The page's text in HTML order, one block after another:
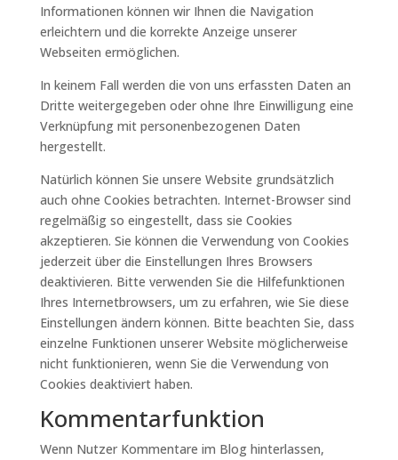
Informationen können wir Ihnen die Navigation
erleichtern und die korrekte Anzeige unserer
Webseiten ermöglichen.
In keinem Fall werden die von uns erfassten Daten an
Dritte weitergegeben oder ohne Ihre Einwilligung eine
Verknüpfung mit personenbezogenen Daten
hergestellt.
Natürlich können Sie unsere Website grundsätzlich
auch ohne Cookies betrachten. Internet-Browser sind
regelmäßig so eingestellt, dass sie Cookies
akzeptieren. Sie können die Verwendung von Cookies
jederzeit über die Einstellungen Ihres Browsers
deaktivieren. Bitte verwenden Sie die Hilfefunktionen
Ihres Internetbrowsers, um zu erfahren, wie Sie diese
Einstellungen ändern können. Bitte beachten Sie, dass
einzelne Funktionen unserer Website möglicherweise
nicht funktionieren, wenn Sie die Verwendung von
Cookies deaktiviert haben.
Kommentarfunktion
Wenn Nutzer Kommentare im Blog hinterlassen,